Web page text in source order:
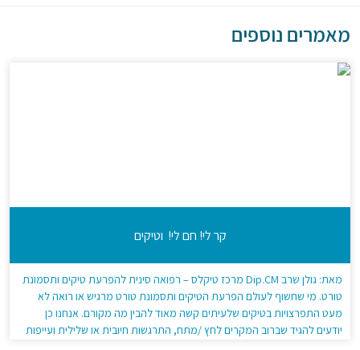
מאמרים נוספים
קר לי! חם לי! וטיקים
מאת: גולן שרב Dip.CM מרכז טיקלס – רפואה סינית להפרעת טיקים ותסמונת
טורט. מי שחשוף לעולם הפרעת הטיקים ותסמונת טורט מרגיש או רואה לא
מעט התפרצויות בטיקים שלעיתים קשה מאוד להבין מה מקורם. אנחנו כן
יודעים להגיד שברוב המקרים לחץ /מתח, התרגשות חיובית או שלילית ועייפות